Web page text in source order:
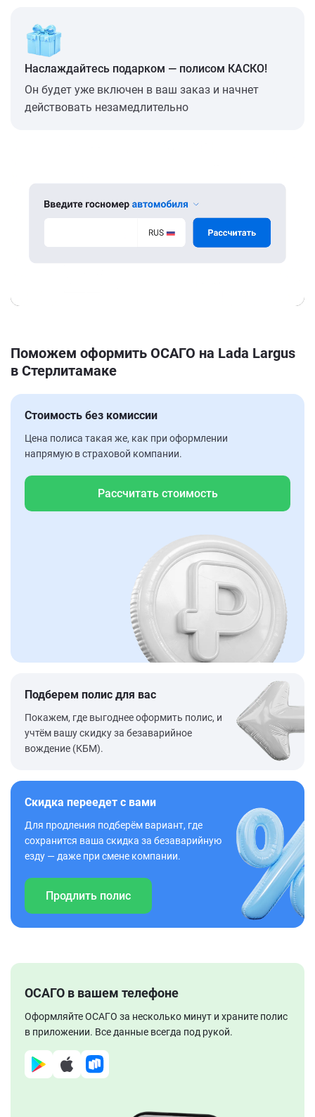
Наслаждайтесь подарком — полисом КАСКО!
Он будет уже включен в ваш заказ и начнет
действовать незамедлительно
Поможем оформить ОСАГО на Lada Largus
в Стерлитамаке
Стоимость без комиссии
Цена полиса такая же, как при оформлении
напрямую в страховой компании.
Рассчитать стоимость
Подберем полис для вас
Покажем, где выгоднее оформить полис, и
учтём вашу скидку за безаварийное
вождение (КБМ).
Скидка переедет с вами
Для продления подберём вариант, где
сохранится ваша скидка за безаварийную
езду — даже при смене компании.
Продлить полис
ОСАГО в вашем телефоне
Оформляйте ОСАГО за несколько минут и храните полис
в приложении. Все данные всегда под рукой.